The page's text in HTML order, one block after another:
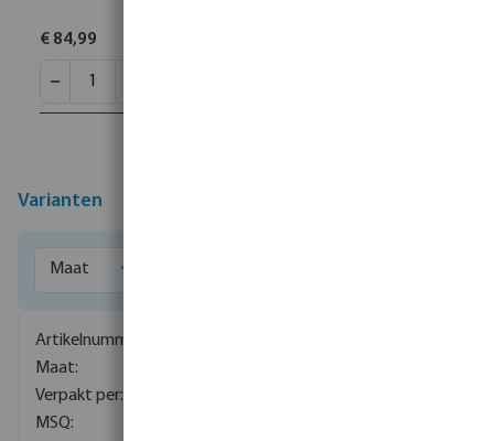
€ 84,99
Varianten